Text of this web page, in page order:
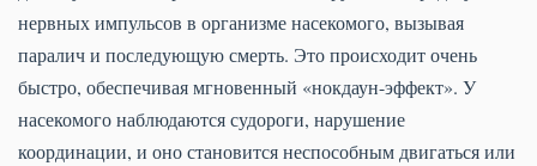
нервных импульсов в организме насекомого, вызывая
паралич и последующую смерть. Это происходит очень
быстро, обеспечивая мгновенный «нокдаун-эффект». У
насекомого наблюдаются судороги, нарушение
координации, и оно становится неспособным двигаться или